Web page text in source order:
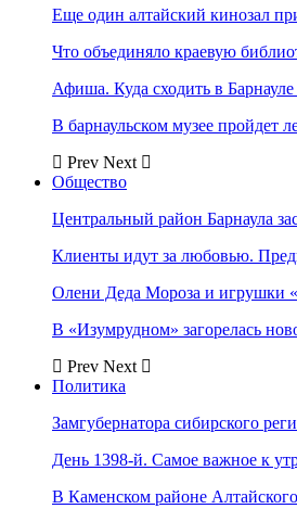
Еще один алтайский кинозал
Что объединяло краевую
Афиша. Куда сходить в
В барнаульском музее пройдет
Prev Next
Общество
Центральный район Барнаула
Клиенты идут за любовью.
Олени Деда Мороза и игрушки
В «Изумрудном» загорелась
Prev Next
Политика
Замгубернатора сибирского
День 1398-й. Самое важное к
В Каменском районе